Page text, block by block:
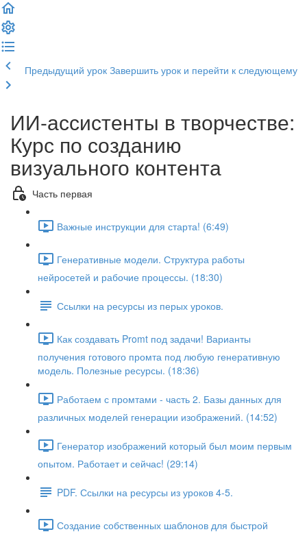
Предыдущий урок Завершить урок и перейти к следующему
ИИ-ассистенты в творчестве:
Курс по созданию
визуального контента
Часть первая
Важные инструкции для старта! (6:49)
Генеративные модели. Структура работы
нейросетей и рабочие процессы. (18:30)
Ссылки на ресурсы из перых уроков.
Как создавать Promt под задачи! Варианты
получения готового промта под любую генеративную
модель. Полезные ресурсы. (18:36)
Работаем с промтами - часть 2. Базы данных для
различных моделей генерации изображений. (14:52)
Генератор изображений который был моим первым
опытом. Работает и сейчас! (29:14)
PDF. Ссылки на ресурсы из уроков 4-5.
Создание собственных шаблонов для быстрой